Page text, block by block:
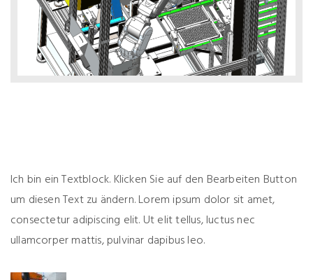
Ich bin ein Textblock. Klicken Sie auf den Bearbeiten Button
um diesen Text zu ändern. Lorem ipsum dolor sit amet,
consectetur adipiscing elit. Ut elit tellus, luctus nec
ullamcorper mattis, pulvinar dapibus leo.